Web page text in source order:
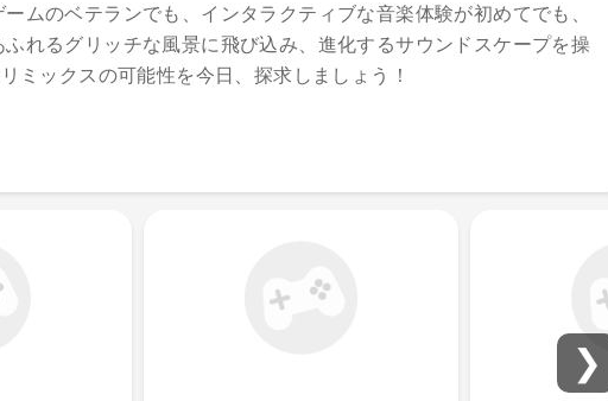
ムのベテランでも、インタラクティブな音楽体験が初めてでも、
れるグリッチな風景に飛び込み、進化するサウンドスケープを操
ミックスの可能性を今日、探求しましょう！
❯